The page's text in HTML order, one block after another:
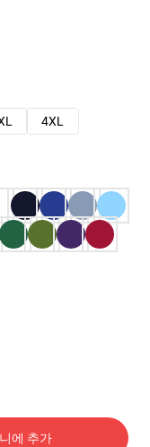
4XL
에 추가